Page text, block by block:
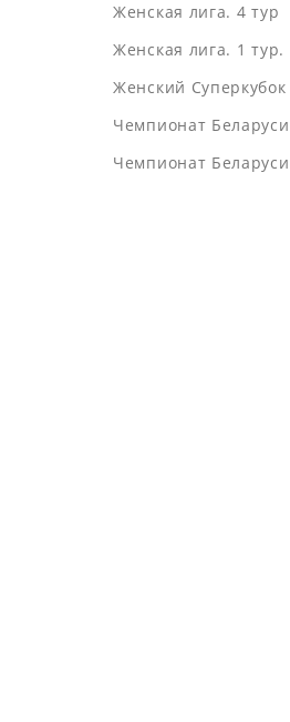
Женская лига. 4 тур
Женская лига. 1 тур.
Женский Суперкубок
Чемпионат
Чемпионат